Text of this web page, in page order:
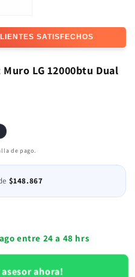
SATISFECHOS
LG 12000btu Dual
de pago.
$148.867
entre 24 a 48 hrs
ahora!